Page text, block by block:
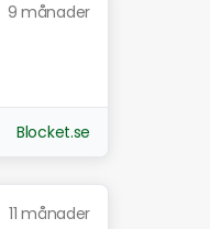
9 månader
Blocket.se
11 månader